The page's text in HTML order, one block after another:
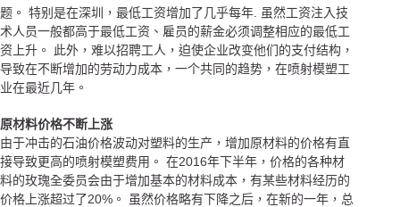
题。 特别是在深圳，最低工资增加了几乎每年. 虽然工资注入技
术人员一般都高于最低工资、雇员的薪金必须调整相应的最低工
资上升。 此外，难以招聘工人，迫使企业改变他们的支付结构，
导致在不断增加的劳动力成本，一个共同的趋势，在喷射模塑工
业在最近几年。
原材料价格不断上涨
由于冲击的石油价格波动对塑料的生产，增加原材料的价格有直
接导致更高的喷射模塑费用。 在2016年下半年，价格的各种材
料的玫瑰全委员会由于增加基本的材料成本，有某些材料经历的
价格上涨超过了20%。 虽然价格略有下降之后，在新的一年，总